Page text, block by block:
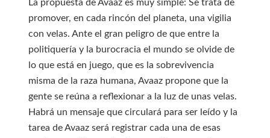
La propuesta de Avaaz es muy simple: Se trata de
promover, en cada rincón del planeta, una vigilia
con velas. Ante el gran peligro de que entre la
politiquería y la burocracia el mundo se olvide de
lo que está en juego, que es la sobrevivencia
misma de la raza humana, Avaaz propone que la
gente se reúna a reflexionar a la luz de unas velas.
Habrá un mensaje que circulará para ser leído y la
tarea de Avaaz será registrar cada una de esas